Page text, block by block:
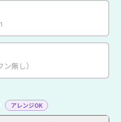
アレンジOK